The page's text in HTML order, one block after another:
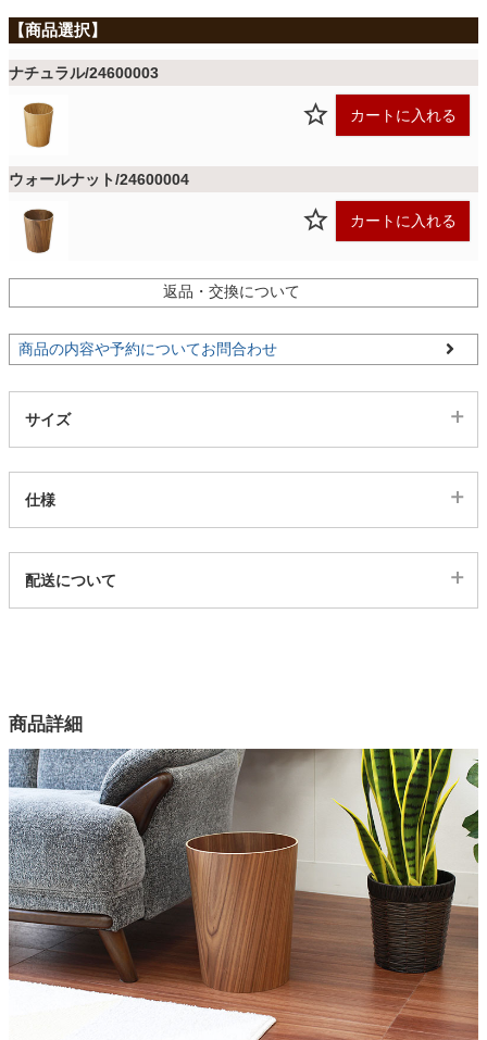
ファブリック
生活用品
キッチン用品
ガーデン
タワー
ナチュラル/24600003
カートに入れる
ウォールナット/24600004
カートに入れる
返品・交換について
商品の内容や予約についてお問合わせ
サイズ
仕様
24600003
2色
側面素材
積層合板（タモ、ウォルナット）
底面素材
強化紙
原産国
中国
配送について
商品詳細